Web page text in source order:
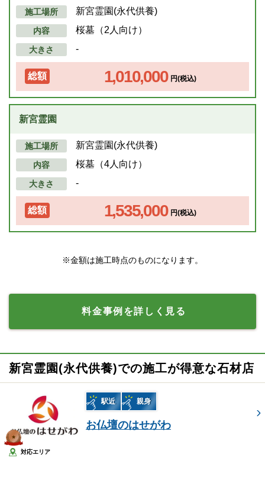
施工場所 新宮霊園(永代供養)
内容 桜墓（2人向け）
大きさ -
総額 1,010,000 円(税込)
新宮霊園
施工場所 新宮霊園(永代供養)
内容 桜墓（4人向け）
大きさ -
総額 1,535,000 円(税込)
※金額は施工時点のものになります。
料金事例を詳しく見る
新宮霊園(永代供養)での施工が得意な石材店
駅近 親身
お仏壇のはせがわ
対応エリア